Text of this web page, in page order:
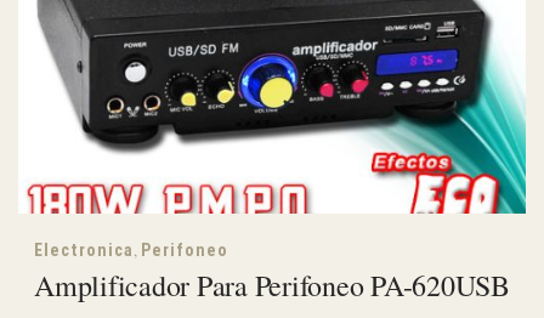
Electronica, Perifoneo
Amplificador Para Perifoneo PA-620USB